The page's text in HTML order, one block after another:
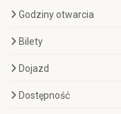
Godziny otwarcia
Bilety
Dojazd
Dostępność